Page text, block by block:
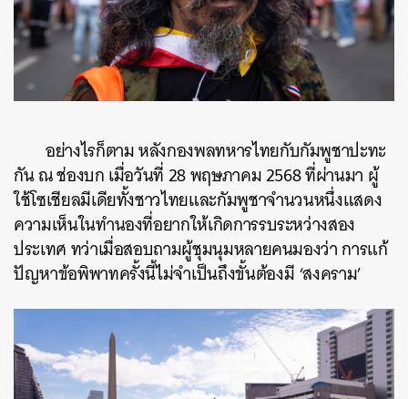
อย่างไรก็ตาม หลังกองพลทหารไทยกับกัมพูชาปะทะ
กัน ณ ช่องบก เมื่อวันที่ 28 พฤษภาคม 2568 ที่ผ่านมา ผู้
ใช้โซเชียลมีเดียทั้งชาวไทยและกัมพูชาจำนวนหนึ่งแสดง
ความเห็นในทำนองที่อยากให้เกิดการรบระหว่างสอง
ประเทศ ทว่าเมื่อสอบถามผู้ชุมนุมหลายคนมองว่า การแก้
ปัญหาข้อพิพาทครั้งนี้ไม่จำเป็นถึงขั้นต้องมี ‘สงคราม’